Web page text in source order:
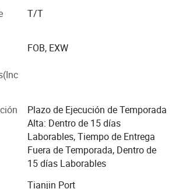
de la rodilla, articulación de la cadera,
ortóticos incluyen varios modelos
de bloqueo de resorte, bloqueo de
utilizado para niños y adultos, y
para paraplejia y soportes de
empresa es famosa por categorías
2020, nuestra empresa se ha dedicado
y desarrollo de nuevos productos. Hasta
tiene 12 patentes de modelos de
de invención. Lanzaremos
T/T
FOB, EXW
Plazo de Ejecución de Temporada
Alta: Dentro de 15 días
Laborables, Tiempo de Entrega
Fuera de Temporada, Dentro de
15 días Laborables
Tianjin Port